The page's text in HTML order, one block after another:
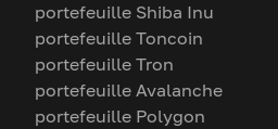
portefeuille Shiba Inu
portefeuille Toncoin
portefeuille Tron
portefeuille Avalanche
portefeuille Polygon